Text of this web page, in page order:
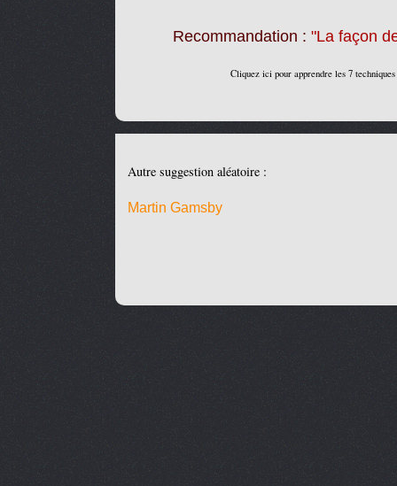
Recommandation : "La façon
Cliquez ici pour apprendre les 7
Autre suggestion aléatoire :
Martin Gamsby